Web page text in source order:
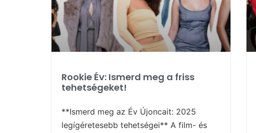
Rookie Év: Ismerd meg a friss
tehetségeket!
**Ismerd meg az Év Újoncait: 2025
legígéretesebb tehetségei** A film- és